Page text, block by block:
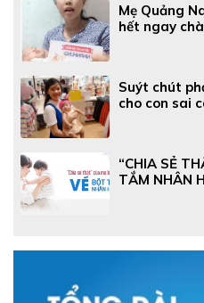
Mẹ Quảng
hết ngay
Suýt chút
cho con sai
“CHIA SẺ
TẮM NHÂN